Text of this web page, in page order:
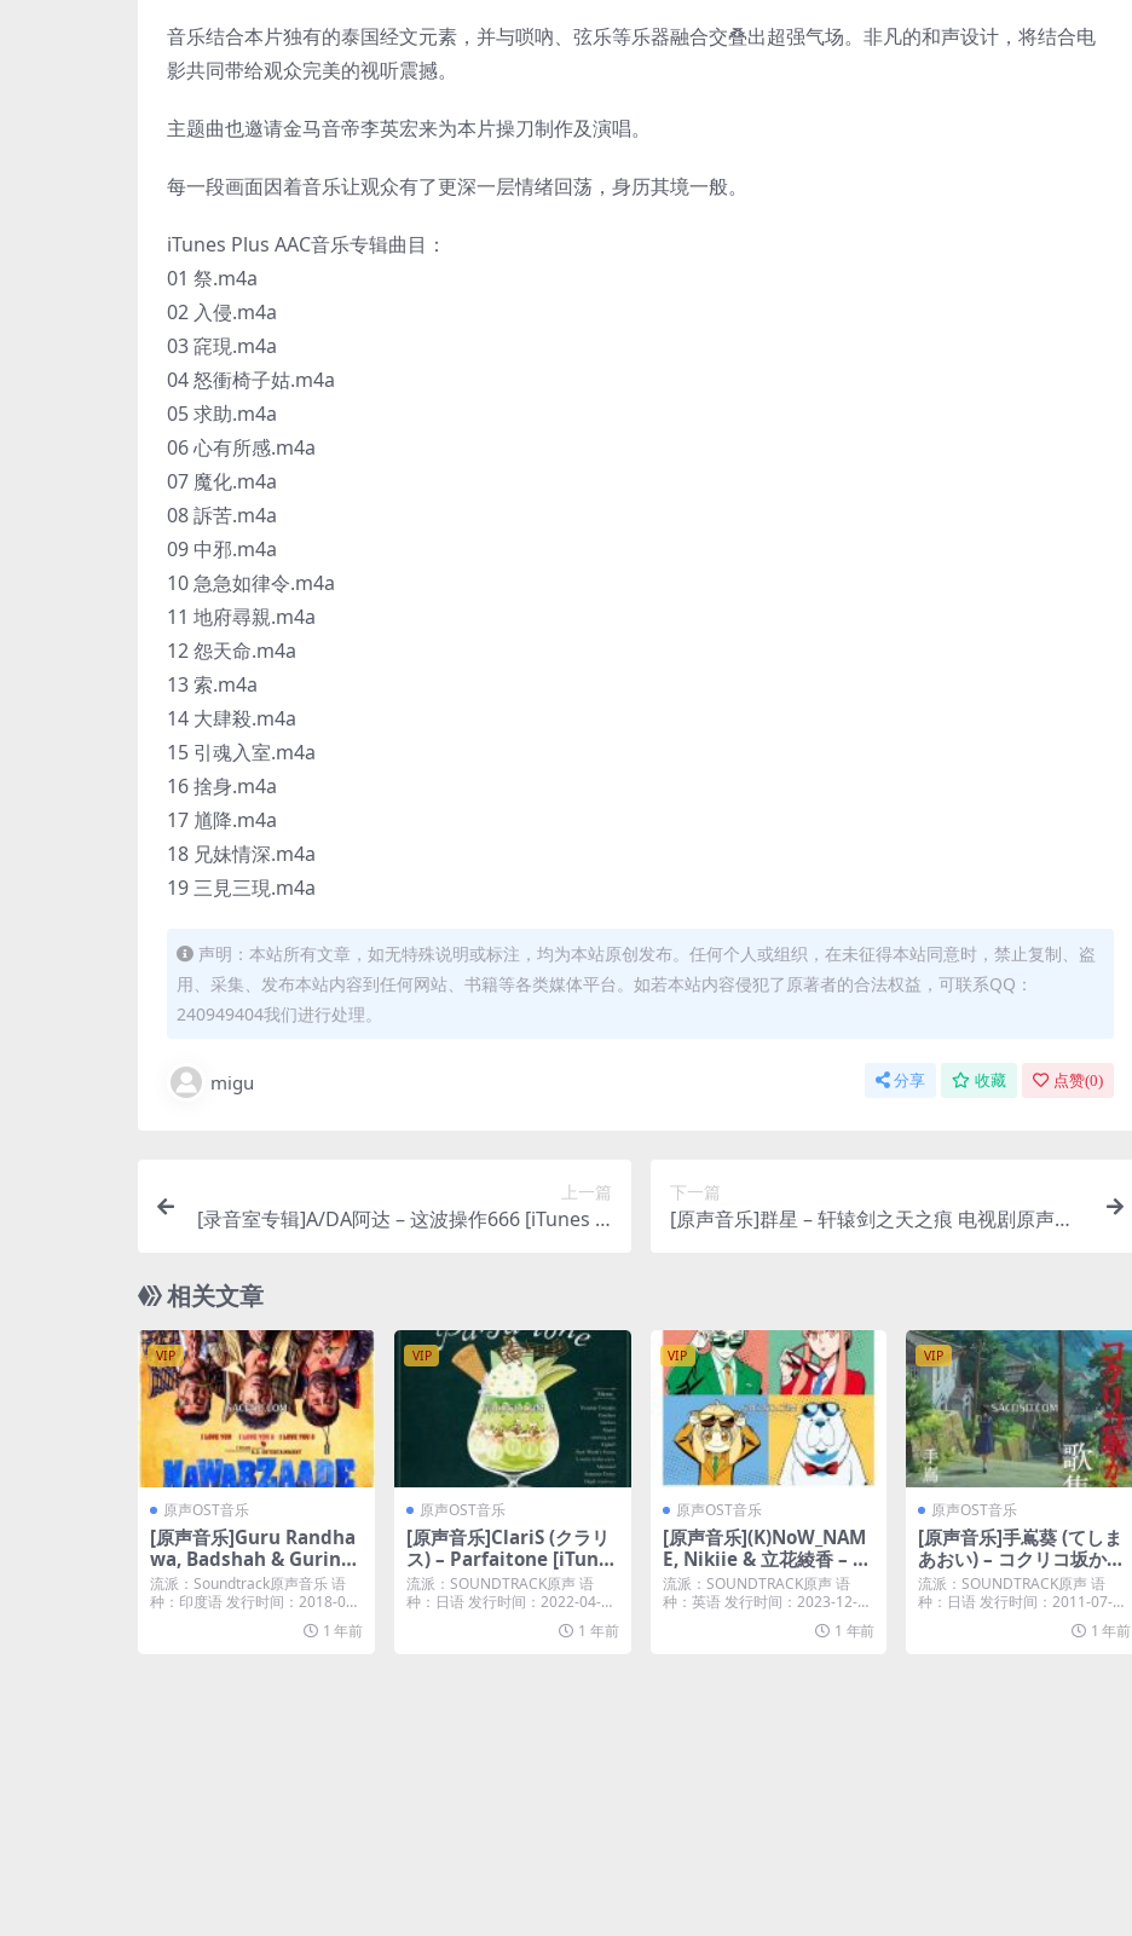
音乐结合本片独有的泰国经文元素，并与唢吶、弦乐等乐器融合交叠出超强气场。非凡的和声设计，将结合电
影共同带给观众完美的视听震撼。
主题曲也邀请金马音帝李英宏来为本片操刀制作及演唱。
每一段画面因着音乐让观众有了更深一层情绪回荡，身历其境一般。
iTunes Plus AAC音乐专辑曲目：
01 祭.m4a
02 入侵.m4a
03 䆛現.m4a
04 怒衝椅子姑.m4a
05 求助.m4a
06 心有所感.m4a
07 魔化.m4a
08 訴苦.m4a
09 中邪.m4a
10 急急如律令.m4a
11 地府尋親.m4a
12 怨天命.m4a
13 索.m4a
14 大肆殺.m4a
15 引魂入室.m4a
16 捨身.m4a
17 馗降.m4a
18 兄妹情深.m4a
19 三見三現.m4a
声明：本站所有文章，如无特殊说明或标注，均为本站原创发布。任何个人或组织，在未征得本站同意时，禁止复制、盗
用、采集、发布本站内容到任何网站、书籍等各类媒体平台。如若本站内容侵犯了原著者的合法权益，可联系QQ：
240949404我们进行处理。
migu 分享 收藏 点赞(0)
上一篇
[录音室专辑]A/DA阿达 – 这波操作666 [iTunes Pl
下一篇
[原声音乐]群星 – 轩辕剑之天之痕 电视剧原声带
相关文章
VIP
原声OST音乐
[原声音乐]Guru Randha
wa, Badshah & Gurind
er Seagal – Nawabzaad
e (Original Motion Pict
ure Soundtrack) [iTune
流派：Soundtrack原声音乐 语
种：印度语 发行时间：2018-07-
1 年前
VIP
原声OST音乐
[原声音乐]ClariS (クラリ
ス) – Parfaitone [iTune
s Plus M4A]
流派：SOUNDTRACK原声 语
种：日语 发行时间：2022-04-06
1 年前
VIP
原声OST音乐
[原声音乐](K)NoW_NAM
E, Nikiie & 立花綾香 – T
Vアニメ『SPY×FAMIL
Y』Season 2 オリジナ
ル・サウンドトラック (2
023) [iTunes Plus M4A]
流派：SOUNDTRACK原声 语
种：英语 发行时间：2023-12-20
1 年前
VIP
原声OST音乐
[原声音乐]手嶌葵 (てしま
あおい) – コクリコ坂から
歌集 (Japan Version) [iT
unes Plus M4A]
流派：SOUNDTRACK原声 语
种：日语 发行时间：2011-07-06
1 年前